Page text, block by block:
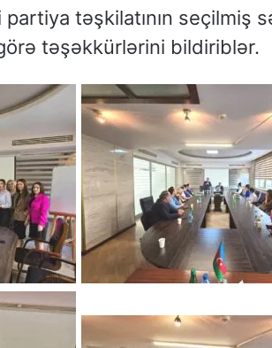
təşkilatının seçilmiş
təşəkkürlərini bildiriblər.